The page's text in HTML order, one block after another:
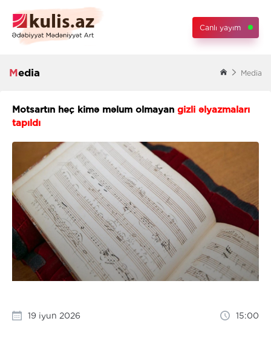
Canlı yayım
Media Media
Motsartın heç kimə məlum olmayan gizli əlyazmaları
tapıldı
19 iyun 2026 15:00